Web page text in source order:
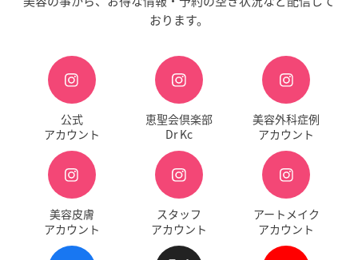
おります。
公式
アカウント
恵聖会倶楽部
Dr Kc
美容外科症例
アカウント
美容皮膚
アカウント
スタッフ
アカウント
アートメイク
アカウント